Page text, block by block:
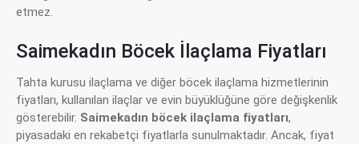
etmez.
Saimekadın Böcek İlaçlama Fiyatları
Tahta kurusu ilaçlama ve diğer böcek ilaçlama hizmetlerinin
fiyatları, kullanılan ilaçlar ve evin büyüklüğüne göre değişkenlik
gösterebilir. Saimekadın böcek ilaçlama fiyatları,
piyasadaki en rekabetçi fiyatlarla sunulmaktadır. Ancak, fiyat